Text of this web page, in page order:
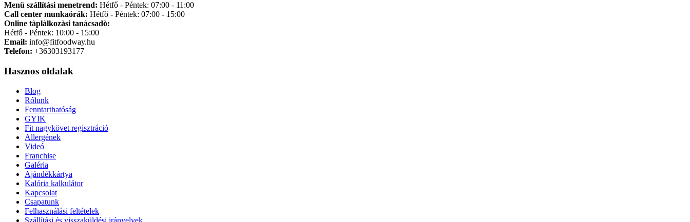
Menü szállítási menetrend: Hétfő - Péntek: 07:00 - 11:00
Call center munkaórák: Hétfő - Péntek: 07:00 - 15:00
Online tàplàlkozàsi tanàcsadò:
Hétfő - Péntek: 10:00 - 15:00
Email: info@fitfoodway.hu
Telefon: +36303193177
Hasznos oldalak
Blog
Rólunk
Fenntarthatóság
GYIK
Fit nagykövet regisztráció
Allergének
Videó
Franchise
Galéria
Ajándékkártya
Kalória kalkulátor
Kapcsolat
Csapatunk
Felhasználási feltételek
Szállítási és visszaküldési irányelvek